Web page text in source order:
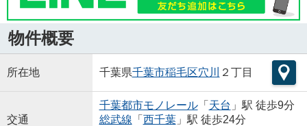
物件概要
所在地 千葉県千葉市稲毛区穴川 ２丁目
交通
千葉都市モノレール「 天台 」駅 徒歩9分
総武線 「 西千葉」駅 徒歩24分